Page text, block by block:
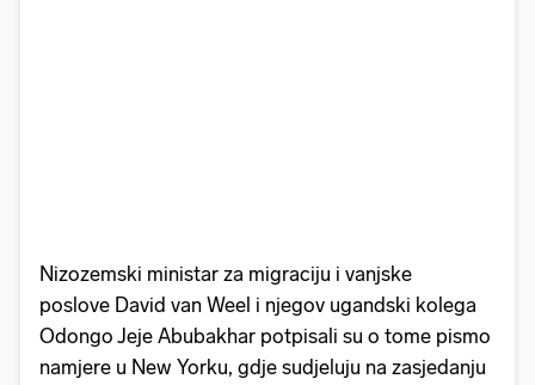
Nizozemski ministar za migraciju i vanjske
poslove David van Weel i njegov ugandski kolega
Odongo Jeje Abubakhar potpisali su o tome pismo
namjere u New Yorku, gdje sudjeluju na zasjedanju